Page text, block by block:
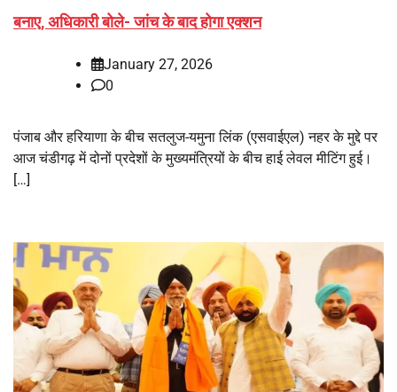
बनाए, अधिकारी बोले- जांच के बाद होगा एक्शन
January 27, 2026
0
पंजाब और हरियाणा के बीच सतलुज-यमुना लिंक (एसवाईएल) नहर के मुद्दे पर
आज चंडीगढ़ में दोनों प्रदेशों के मुख्यमंत्रियों के बीच हाई लेवल मीटिंग हुई।
[…]